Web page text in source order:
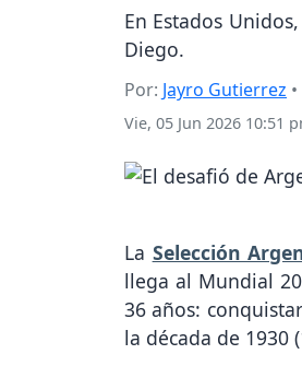
En Estados
Diego.
Por: Jayro Gutierrez
Vie, 05 Jun 2026 10:51
La Selección
llega al Mundial
36 años:
la década de 1930